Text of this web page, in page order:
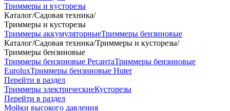
Триммеры и кусторезы
Каталог/Садовая техника/
Триммеры и кусторезы
Триммеры аккумуляторныеТриммеры бензиновые
Каталог/Садовая техника/Триммеры и кусторезы/
Триммеры бензиновые
Триммеры бензиновые РесантаТриммеры бензиновые
EuroluxТриммеры бензиновые Huter
Перейти в раздел
Триммеры электрическиеКусторезы
Перейти в раздел
Мойки высокого давления